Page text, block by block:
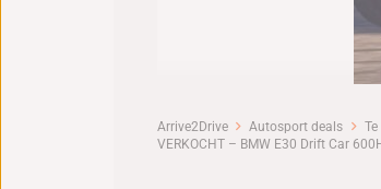
Arrive2Drive Autosport deals
VERKOCHT – BMW E30 Drift Car